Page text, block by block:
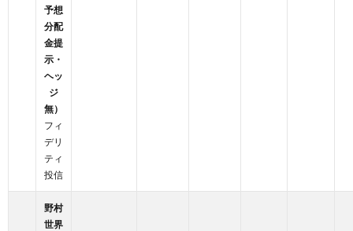
予想
分配
金提
示・
ヘッ
ジ
無）
フィ
デリ
ティ
投信
野村
世界